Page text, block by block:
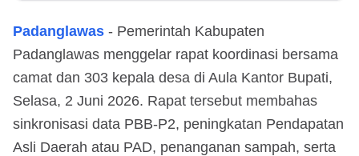
Padanglawas - Pemerintah Kabupaten
Padanglawas menggelar rapat koordinasi bersama
camat dan 303 kepala desa di Aula Kantor Bupati,
Selasa, 2 Juni 2026. Rapat tersebut membahas
sinkronisasi data PBB-P2, peningkatan Pendapatan
Asli Daerah atau PAD, penanganan sampah, serta